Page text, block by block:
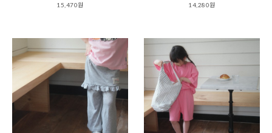
15,470원
14,280원